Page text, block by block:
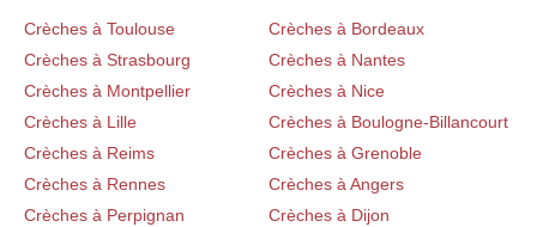
Crèches à Toulouse
Crèches à Bordeaux
Crèches à Strasbourg
Crèches à Nantes
Crèches à Montpellier
Crèches à Nice
Crèches à Lille
Crèches à Boulogne-Billancourt
Crèches à Reims
Crèches à Grenoble
Crèches à Rennes
Crèches à Angers
Crèches à Perpignan
Crèches à Dijon